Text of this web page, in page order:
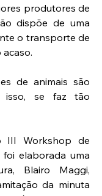
produtores de
dispõe de uma
o transporte de
de animais são
isso, se faz tão
III Workshop de
foi elaborada uma
Blairo Maggi,
da minuta